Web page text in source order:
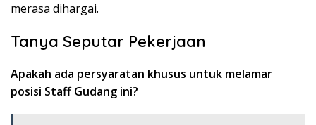
merasa dihargai.
Tanya Seputar Pekerjaan
Apakah ada persyaratan khusus untuk melamar
posisi Staff Gudang ini?